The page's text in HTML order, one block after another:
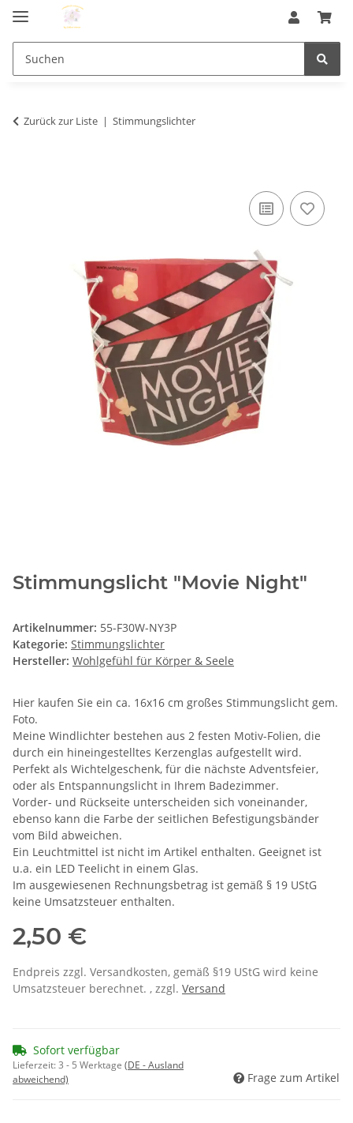
Zurück zur Liste Stimmungslichter
Stimmungslicht "Movie Night"
Artikelnummer: 55-F30W-NY3P
Kategorie: Stimmungslichter
Hersteller: Wohlgefühl für Körper & Seele
Hier kaufen Sie ein ca. 16x16 cm großes Stimmungslicht gem.
Foto.
Meine Windlichter bestehen aus 2 festen Motiv-Folien, die
durch ein hineingestelltes Kerzenglas aufgestellt wird.
Perfekt als Wichtelgeschenk, für die nächste Adventsfeier,
oder als Entspannungslicht in Ihrem Badezimmer.
Vorder- und Rückseite unterscheiden sich voneinander,
ebenso kann die Farbe der seitlichen Befestigungsbänder
vom Bild abweichen.
Ein Leuchtmittel ist nicht im Artikel enthalten. Geeignet ist
u.a. ein LED Teelicht in einem Glas.
Im ausgewiesenen Rechnungsbetrag ist gemäß § 19 UStG
keine Umsatzsteuer enthalten.
2,50 €
Endpreis zzgl. Versandkosten, gemäß §19 UStG wird keine
Umsatzsteuer berechnet. , zzgl. Versand
Sofort verfügbar
Lieferzeit:3 - 5 Werktage (DE - Ausland
abweichend)
Frage zum Artikel